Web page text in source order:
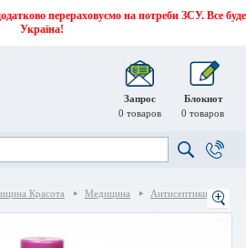
перераховуємо на потреби ЗСУ. Все буде
Україна!
Запрос
0 товаров
Блокнот
0 товаров
Красота Медицина Антисептики